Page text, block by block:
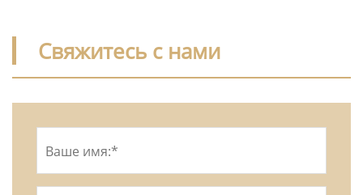
Свяжитесь с нами